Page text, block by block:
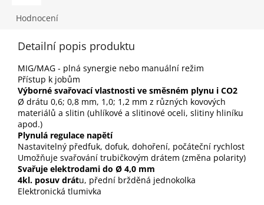
Hodnocení
Detailní popis produktu
MIG/MAG - plná synergie nebo manuální režim
Přístup k jobům
Výborné svařovací vlastnosti ve směsném plynu i CO2
Ø drátu 0,6; 0,8 mm, 1,0; 1,2 mm z různých kovových
materiálů a slitin (uhlíkové a slitinové oceli, slitiny hliníku
apod.)
Plynulá regulace napětí
Nastavitelný předfuk, dofuk, dohoření, počáteční rychlost
Umožňuje svařování trubičkovým drátem (změna polarity)
Svařuje elektrodami do Ø 4,0 mm
4kl. posuv drátu, přední bržděná jednokolka
Elektronická tlumivka